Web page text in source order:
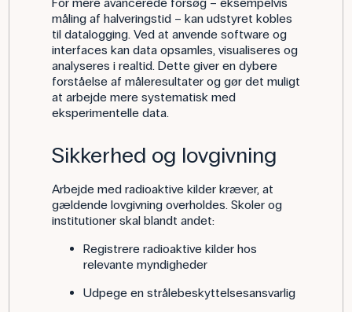
måling af halveringstid – kan udstyret kobles
til datalogging. Ved at anvende software og
interfaces kan data opsamles, visualiseres og
analyseres i realtid. Dette giver en dybere
forståelse af måleresultater og gør det muligt
at arbejde mere systematisk med
eksperimentelle data.
Sikkerhed og lovgivning
Arbejde med radioaktive kilder kræver, at
gældende lovgivning overholdes. Skoler og
institutioner skal blandt andet:
Registrere radioaktive kilder hos
relevante myndigheder
Udpege en strålebeskyttelsesansvarlig